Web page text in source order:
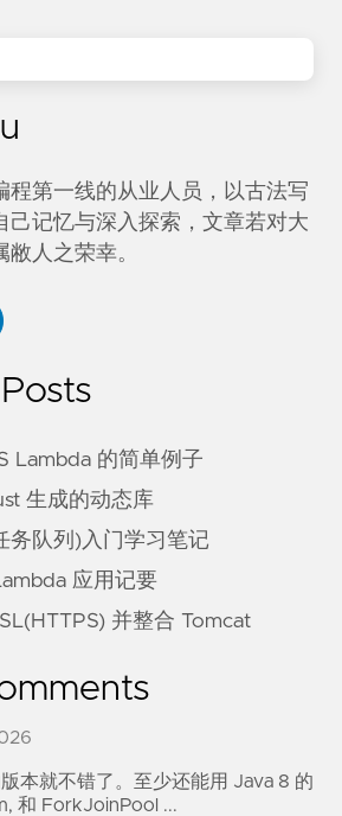
程第一线的从业人员，以古法写
己记忆与深入探索，文章若对大
人之荣幸。
Lambda 的简单例子
生成的动态库
务队列)入门学习笔记
应用记要
并整合 Tomcat
本就不错了。至少还能用 Java 8 的
和 ForkJoinPool ...